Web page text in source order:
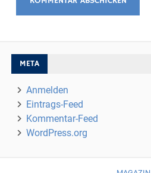
META
Anmelden
Eintrags-Feed
Kommentar-Feed
WordPress.org